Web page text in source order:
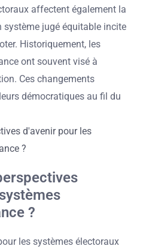
affectent également la
système jugé équitable incite
Historiquement, les
ont souvent visé à
Ces changements
démocratiques au fil du
?
les systèmes électoraux